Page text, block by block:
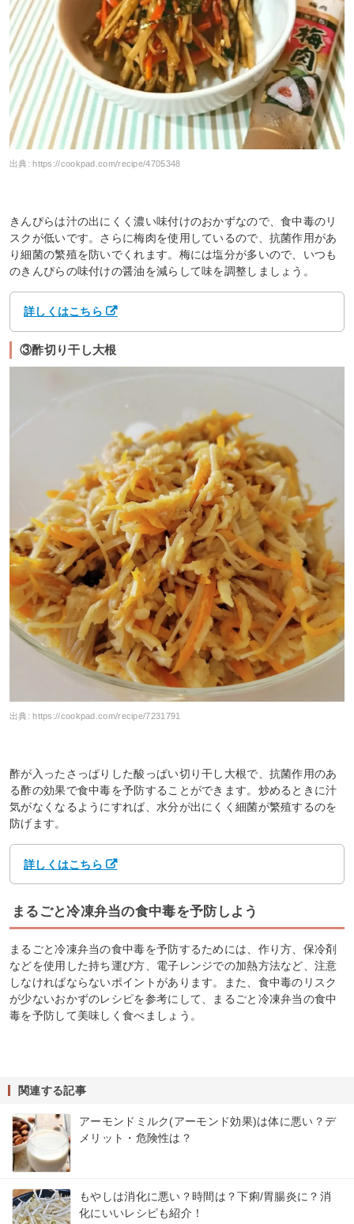
出典:https://cookpad.com/recipe/4705348
きんぴらは汁の出にくく濃い味付けのおかずなので、食中毒のリ
スクが低いです。さらに梅肉を使用しているので、抗菌作用があ
り細菌の繁殖を防いでくれます。梅には塩分が多いので、いつも
のきんぴらの味付けの醤油を減らして味を調整しましょう。
詳しくはこちら
③酢切り干し大根
出典:https://cookpad.com/recipe/7231791
酢が入ったさっぱりした酸っぱい切り干し大根で、抗菌作用のあ
る酢の効果で食中毒を予防することができます。炒めるときに汁
気がなくなるようにすれば、水分が出にくく細菌が繁殖するのを
防げます。
詳しくはこちら
まるごと冷凍弁当の食中毒を予防しよう
まるごと冷凍弁当の食中毒を予防するためには、作り方、保冷剤
などを使用した持ち運び方、電子レンジでの加熱方法など、注意
しなければならないポイントがあります。また、食中毒のリスク
が少ないおかずのレシピを参考にして、まるごと冷凍弁当の食中
毒を予防して美味しく食べましょう。
関連する記事
アーモンドミルク(アーモンド効果)は体に悪い？デ
メリット・危険性は？
もやしは消化に悪い？時間は？下痢/胃腸炎に？消
化にいいレシピも紹介！